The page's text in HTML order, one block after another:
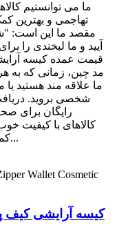
ما می توانستیم
تهاجمی و بهترین
مقصد ما این است:
آیید و ما لبخندی را
قیمت عمده کیسه
ما علاقه مند هستید
شخصی بروید.
رایگان برای
کالاهای با کیفیت
کمک خریدار را عرضه کنیم...
کیسه آرایشی کیف